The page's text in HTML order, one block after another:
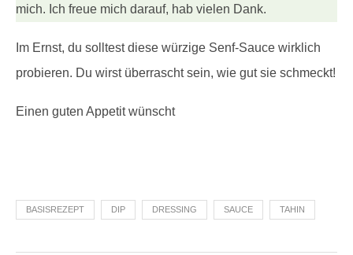
mich. Ich freue mich darauf, hab vielen Dank.
Im Ernst, du solltest diese würzige Senf-Sauce wirklich
probieren. Du wirst überrascht sein, wie gut sie schmeckt!
Einen guten Appetit wünscht
BASISREZEPT DIP DRESSING SAUCE TAHIN